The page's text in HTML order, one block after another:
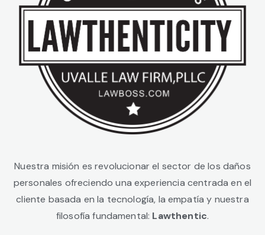
Nuestra misión es revolucionar el sector de los daños
personales ofreciendo una experiencia centrada en el
cliente basada en la tecnología, la empatía y nuestra
filosofía fundamental: Lawthentic.